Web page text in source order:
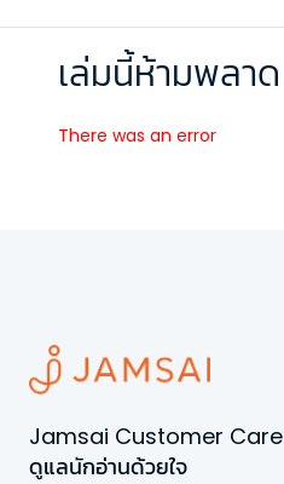
เล่มนี้ห้ามพลาด
There was an error
Jamsai Customer Care
ดูแลนักอ่านด้วยใจ